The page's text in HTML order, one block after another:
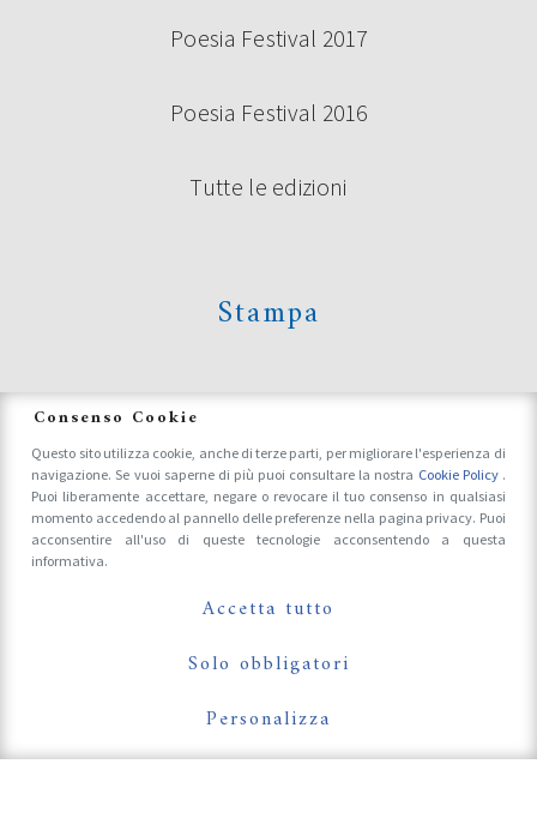
Poesia Festival 2017
Poesia Festival 2016
Tutte le edizioni
Stampa
Accrediti Stampa e Fotografi
Follow Us On
Consenso Cookie
Questo sito utilizza cookie, anche di terze parti, per migliorare l'esperienza di
navigazione. Se vuoi saperne di più puoi consultare la nostra Cookie Policy .
Puoi liberamente accettare, negare o revocare il tuo consenso in qualsiasi
momento accedendo al pannello delle preferenze nella pagina privacy. Puoi
acconsentire all'uso di queste tecnologie acconsentendo a questa
informativa.
Accetta tutto
Solo obbligatori
Personalizza